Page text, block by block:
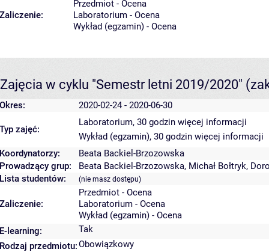
Zaliczenie:
Przedmiot - Ocena
Laboratorium - Ocena
Wykład (egzamin) - Ocena
Zajęcia w cyklu "Semestr letni 2019/2020"
Okres: 2020-02-24 - 2020-06-30
Typ zajęć:
Laboratorium, 30 godzin więcej informacji
Wykład (egzamin), 30 godzin więcej informacji
Koordynatorzy:
Beata Backiel-Brzozowska
Prowadzący grup:
Beata Backiel-Brzozowska, Michał Bołtryk,
Lista studentów:
(nie masz dostępu)
Zaliczenie:
Przedmiot - Ocena
Laboratorium - Ocena
Wykład (egzamin) - Ocena
E-learning:
Tak
Rodzaj przedmiotu:Obowiązkowy